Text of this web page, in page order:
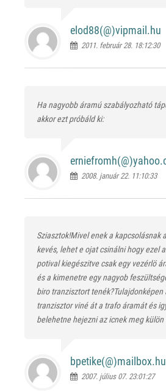
elod88(@)vipmail.hu
2011. február 28. 18:12:30
Ha nagyobb áramú szabályozható
akkor ezt próbáld ki:
erniefromh(@)
2008. január 22. 11:10:33
Sziasztok!Mivel enek a kapcsolásnak
kevés, lehet e ojat csinálni hogy ezel
potival kiegészitve csak egy vezérlö
és a kimenetre egy nagyob
biro tranzisztort tenék?Tulajdonképen
tranzisztor viné át a trafo áramát és
belehetne hejezni az icnek meg
bpetike(@)mailbox.hu
2007. július 07. 23:01:27